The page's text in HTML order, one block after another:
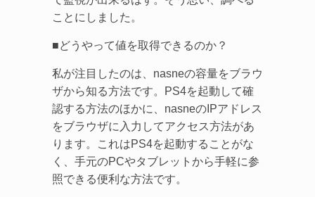
ことにしました。
■どうやって値を取得できるのか？
私が注目したのは、nasneの容量をブラウ
ザから知る方法です。PS4を起動して確
認する方法のほかに、nasneのIPアドレス
をブラウザに入力してアクセス方法があ
ります。これはPS4を起動することがな
く、手元のPCやタブレットから手軽に参
照できる便利な方法です。